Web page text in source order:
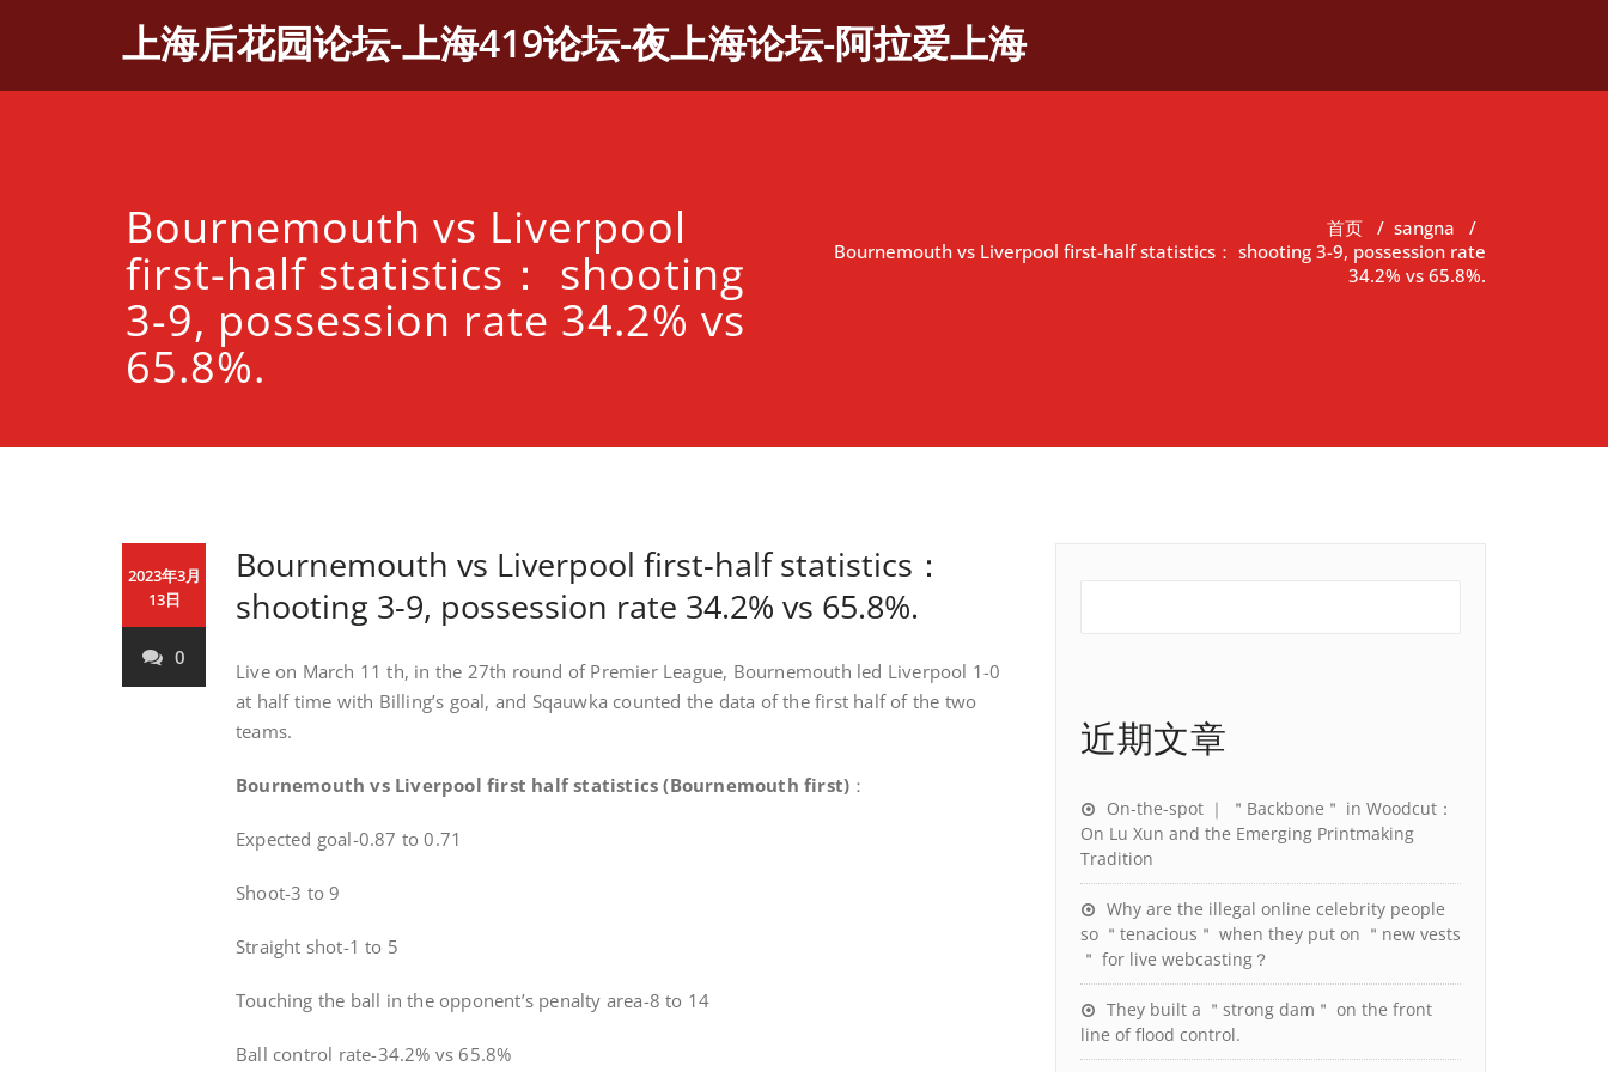
上海后花园论坛-上海419论坛-夜上海论坛-阿拉爱上海
Bournemouth vs Liverpool
first-half statistics： shooting
3-9, possession rate 34.2% vs
65.8%.
首页 / sangna /
Bournemouth vs Liverpool first-half statistics： shooting 3-9, possession rate
34.2% vs 65.8%.
2023年3月
13日
0
Bournemouth vs Liverpool first-half statistics：
shooting 3-9, possession rate 34.2% vs 65.8%.
Live on March 11 th, in the 27th round of Premier League, Bournemouth led Liverpool 1-0
at half time with Billing’s goal, and Sqauwka counted the data of the first half of the two
teams.
Bournemouth vs Liverpool first half statistics (Bournemouth first) ：
Expected goal-0.87 to 0.71
Shoot-3 to 9
Straight shot-1 to 5
Touching the ball in the opponent’s penalty area-8 to 14
Ball control rate-34.2% vs 65.8%
近期文章
On-the-spot ｜ ＂Backbone＂ in Woodcut：
On Lu Xun and the Emerging Printmaking
Tradition
Why are the illegal online celebrity people
so ＂tenacious＂ when they put on ＂new vests
＂ for live webcasting？
They built a ＂strong dam＂ on the front
line of flood control.